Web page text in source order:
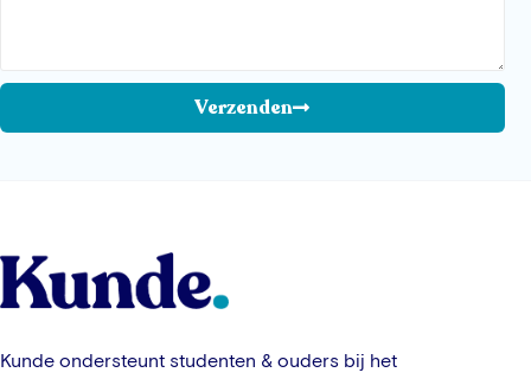
Verzenden
Kunde ondersteunt studenten & ouders bij het